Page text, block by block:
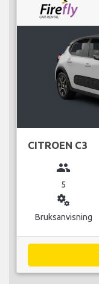
CITROEN C3
group
5
miscellaneous_services
Bruksanvisning